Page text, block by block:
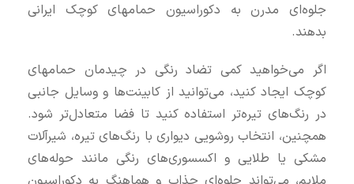
جلوه‌ای مدرن به دکوراسیون حمامهای کوچک ایرانی
بدهند.
اگر می‌خواهید کمی تضاد رنگی در چیدمان حمامهای
کوچک ایجاد کنید، می‌توانید از کابینت‌ها و وسایل جانبی
در رنگ‌های تیره‌تر استفاده کنید تا فضا متعادل‌تر شود.
همچنین، انتخاب روشویی دیواری با رنگ‌های تیره، شیرآلات
مشکی یا طلایی و اکسسوری‌های رنگی مانند حوله‌های